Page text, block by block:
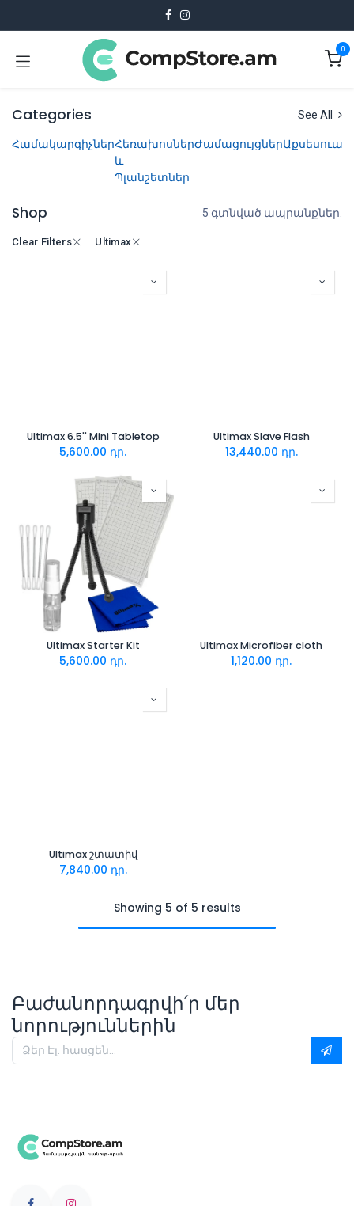
0
Categories See All
ՀամակարգիչներՀեռախոսներ
և
Պլանշետներ
Ժամացույցներ
Shop 5 գտնված ապրանքներ.
Clear Filters Ultimax
Ultimax 6.5'' Mini Tabletop
5,600.00 դր.
Ultimax Slave Flash
13,440.00 դր.
Ultimax Starter Kit
5,600.00 դր.
Ultimax Microfiber cloth
1,120.00 դր.
Ultimax շտատիվ
7,840.00 դր.
Showing 5 of 5 results
Բաժանորդագրվի՛ր մեր
նորություններին